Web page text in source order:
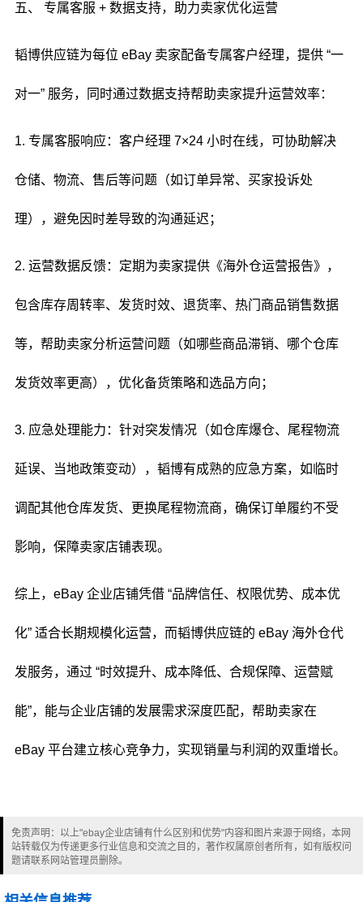
五、 专属客服 + 数据支持，助力卖家优化运营
韬博供应链为每位 eBay 卖家配备专属客户经理，提供 “一
对一” 服务，同时通过数据支持帮助卖家提升运营效率：
1. 专属客服响应：客户经理 7×24 小时在线，可协助解决
仓储、物流、售后等问题（如订单异常、买家投诉处
理），避免因时差导致的沟通延迟；
2. 运营数据反馈：定期为卖家提供《海外仓运营报告》，
包含库存周转率、发货时效、退货率、热门商品销售数据
等，帮助卖家分析运营问题（如哪些商品滞销、哪个仓库
发货效率更高），优化备货策略和选品方向；
3. 应急处理能力：针对突发情况（如仓库爆仓、尾程物流
延误、当地政策变动），韬博有成熟的应急方案，如临时
调配其他仓库发货、更换尾程物流商，确保订单履约不受
影响，保障卖家店铺表现。
综上，eBay 企业店铺凭借 “品牌信任、权限优势、成本优
化” 适合长期规模化运营，而韬博供应链的 eBay 海外仓代
发服务，通过 “时效提升、成本降低、合规保障、运营赋
能”，能与企业店铺的发展需求深度匹配，帮助卖家在
eBay 平台建立核心竞争力，实现销量与利润的双重增长。
免责声明：以上"ebay企业店铺有什么区别和优势"内容和图片来源于网络，本网
站转载仅为传递更多行业信息和交流之目的，著作权属原创者所有，如有版权问
题请联系网站管理员删除。